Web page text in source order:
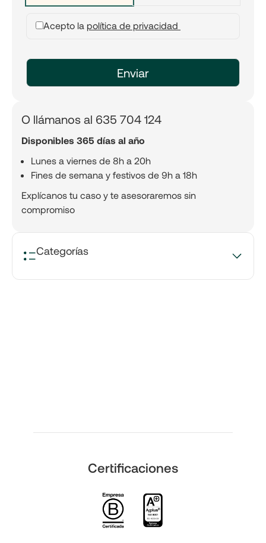
Acepto la política de privacidad
O llámanos al 635 704 124
Disponibles 365 días al año
Lunes a viernes de 8h a 20h
Fines de semana y festivos de 9h a 18h
Explícanos tu caso y te asesoraremos sin
compromiso
Categorías
Certificaciones